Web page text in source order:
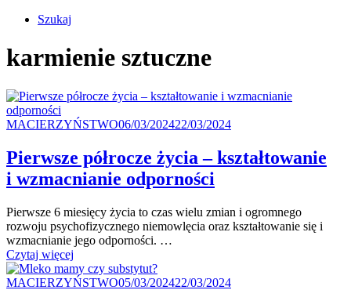
Szukaj
karmienie sztuczne
Kategoria
MACIERZYŃSTWOPosted
06/03/202422/03/2024
Pierwsze półrocze życia – kształtowanie
i wzmacnianie odporności
Pierwsze 6 miesięcy życia to czas wielu zmian i ogromnego
rozwoju psychofizycznego niemowlęcia oraz kształtowanie się i
wzmacnianie jego odporności. …
Czytaj więcej
półrocze
życia
Kategoria
MACIERZYŃSTWOPosted
05/03/202422/03/2024